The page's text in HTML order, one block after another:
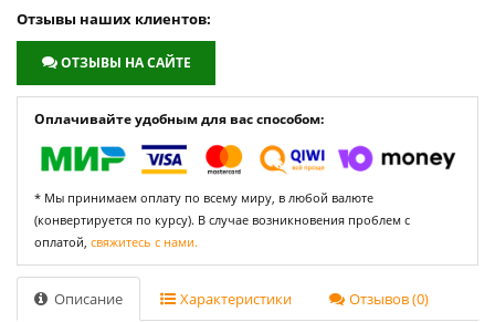
Отзывы наших клиентов:
ОТЗЫВЫ НА САЙТЕ
Оплачивайте удобным для вас способом:
* Мы принимаем оплату по всему миру, в любой валюте
(конвертируется по курсу). В случае возникновения проблем с
оплатой, свяжитесь с нами.
Описание Характеристики Отзывов (0)